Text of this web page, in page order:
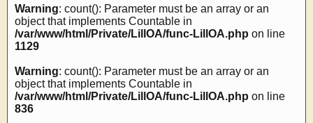
Warning: count(): Parameter must be an array or an
object that implements Countable in
/var/www/html/Private/LillOA/func-LillOA.php on line
1129
Warning: count(): Parameter must be an array or an
object that implements Countable in
/var/www/html/Private/LillOA/func-LillOA.php on line
836